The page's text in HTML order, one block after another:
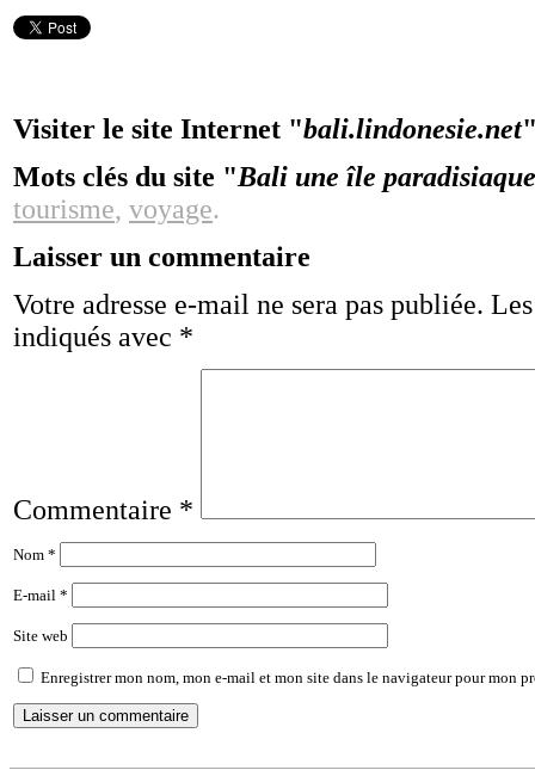
Visiter le site Internet "bali.lindonesie.net
Mots clés du site "Bali une île
tourisme, voyage.
Laisser un commentaire
Votre adresse e-mail ne sera pas publiée.
indiqués avec *
Commentaire *
Nom *
E-mail *
Site web
Enregistrer mon nom, mon e-mail et mon site dans le navigateur pour mon